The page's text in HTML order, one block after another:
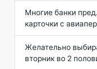
Многие банки
карточки с
Желательно
вторник во 2